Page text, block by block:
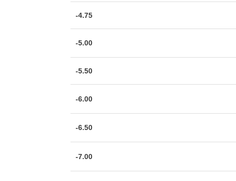
-4.75
-5.00
-5.50
-6.00
-6.50
-7.00